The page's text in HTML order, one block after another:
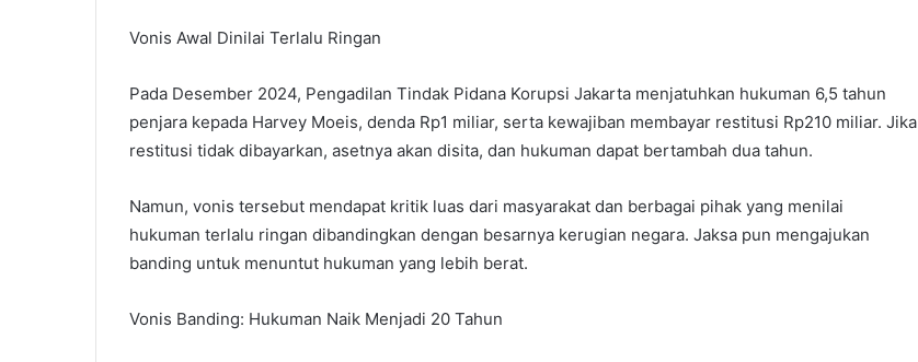
Vonis Awal Dinilai Terlalu Ringan
Pada Desember 2024, Pengadilan Tindak Pidana Korupsi Jakarta menjatuhkan hukuman 6,5 tahun
penjara kepada Harvey Moeis, denda Rp1 miliar, serta kewajiban membayar restitusi Rp210 miliar. Jika
restitusi tidak dibayarkan, asetnya akan disita, dan hukuman dapat bertambah dua tahun.
Namun, vonis tersebut mendapat kritik luas dari masyarakat dan berbagai pihak yang menilai
hukuman terlalu ringan dibandingkan dengan besarnya kerugian negara. Jaksa pun mengajukan
banding untuk menuntut hukuman yang lebih berat.
Vonis Banding: Hukuman Naik Menjadi 20 Tahun